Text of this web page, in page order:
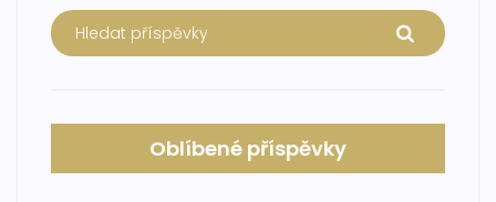
Oblíbené příspěvky